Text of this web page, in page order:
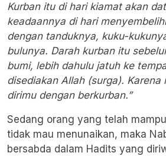
Kurban itu di hari kiamat akan
keadaannya di hari
dengan tanduknya, kuku-
bulunya. Darah kurban itu
bumi, lebih dahulu jatuh ke
disediakan Allah (surga). Karena
dirimu dengan berkurban.”
Sedang orang yang telah
tidak mau menunaikan, maka
bersabda dalam Hadits yang